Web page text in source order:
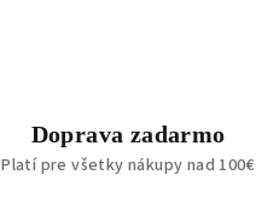
Doprava zadarmo
Platí pre všetky nákupy nad 100€